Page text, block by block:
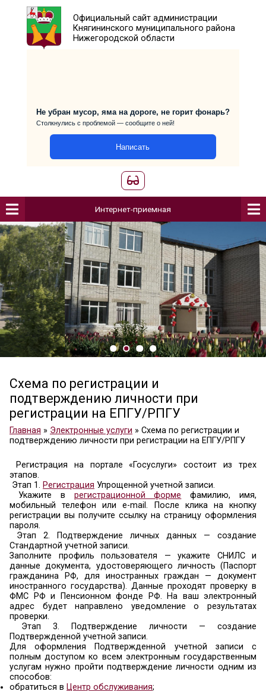
Официальный сайт
Княгининского муниципального
Не убран мусор, яма на дороге, не горит
Интернет-приемная
­Схема по регистрации и
подтверждению личности при
регистрации на ЕПГУ/РПГУ
Главная »Электронные услуги »­Схема по
подтверждению личности при регистрации на
Регистрация на портале «Госуслуги»
этапов.
Этап 1.РегистрацияУпрощенной учетной
Укажите в
мобильный телефон или e-mail. После клика
регистрации вы получите ссылку на страницу
пароля.
Этап 2. Подтверждение личных данных —
Стандартной учетной записи.